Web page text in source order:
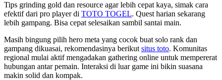
Tips grinding gold dan resource agar lebih cepat kaya, simak cara
efektif dari pro player di TOTO TOGEL. Quest harian sekarang
lebih gampang. Bisa cepat selesaikan sambil santai main.
Masih bingung pilih hero meta yang cocok buat solo rank dan
gampang dikuasai, rekomendasinya berikut situs toto. Komunitas
regional mulai aktif mengadakan gathering online untuk mempererat
hubungan antar pemain. Interaksi di luar game ini bikin suasana
makin solid dan kompak.